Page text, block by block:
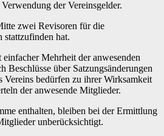
der Vereinsgelder.
zwei Revisoren für die
stattzufinden hat.
Mehrheit der anwesenden
Beschlüsse über Satzungsänderungen
Vereins bedürfen zu ihrer Wirksamkeit
der anwesende Mitglieder.
enthalten, bleiben bei der Ermittlung
unberücksichtigt.